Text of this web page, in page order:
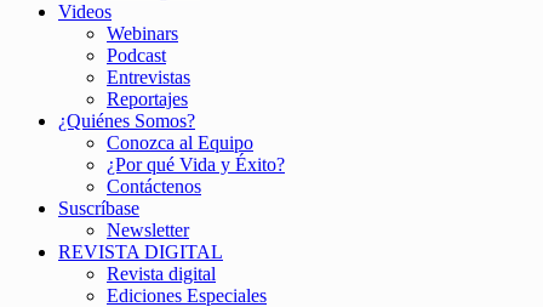
Videos
Webinars
Podcast
Entrevistas
Reportajes
¿Quiénes Somos?
Conozca al Equipo
¿Por qué Vida y Éxito?
Contáctenos
Suscríbase
Newsletter
REVISTA DIGITAL
Revista digital
Ediciones Especiales